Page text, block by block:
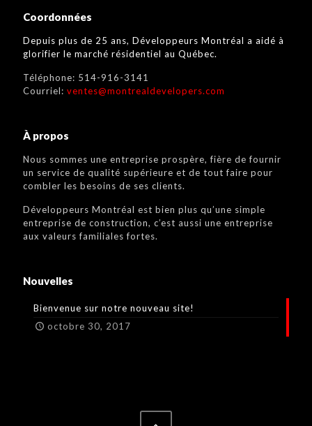
Coordonnées
Depuis plus de 25 ans, Développeurs Montréal a aidé à
glorifier le marché résidentiel au Québec.
Téléphone: 514-916-3141
Courriel: ventes@montrealdevelopers.com
À propos
Nous sommes une entreprise prospère, fière de fournir
un service de qualité supérieure et de tout faire pour
combler les besoins de ses clients.
Développeurs Montréal est bien plus qu’une simple
entreprise de construction, c’est aussi une entreprise
aux valeurs familiales fortes.
Nouvelles
Bienvenue sur notre nouveau site!
octobre 30, 2017